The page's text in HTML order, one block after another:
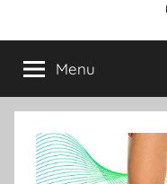
Menu